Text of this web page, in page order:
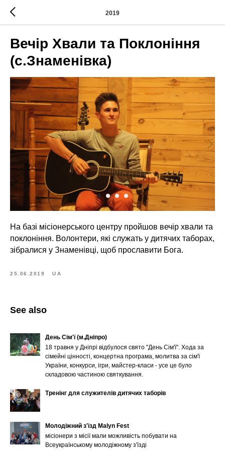
2019
Вечір Хвали та Поклоніння
(с.Знаменівка)
На базі місіонерського центру пройшов вечір хвали та
поклоніння. Волонтери, які служать у дитячих таборах,
зібралися у Знаменівці, щоб прославити Бога.
25.06.2019 UA
See also
День Сім'ї (м.Дніпро)
18 травня у Дніпрі відбулося свято "День Сім'ї". Хода за
сімейні цінності, концертна програма, молитва за сім'ї
України, конкурси, ігри, майстер-класи - усе це було
складовою частиною святкування.
Тренінг для служителів дитячих таборів
Молодіжний з'їзд Malyn Fest
місіонери з місії мали можливість побувати на
Всеукраїнському молодіжному з'їзді